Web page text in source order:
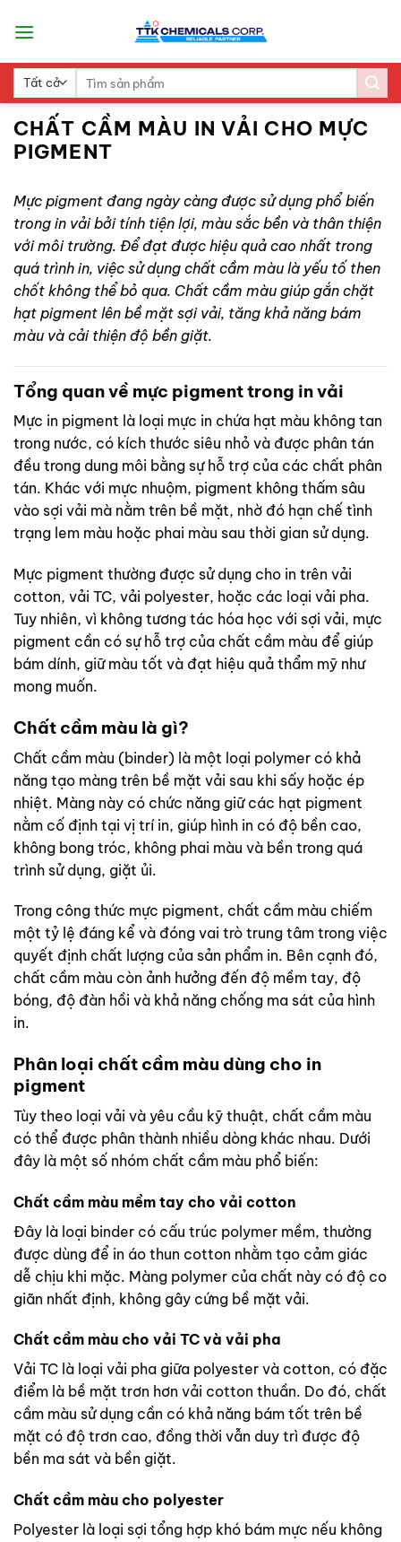
Search
CHẤT CẦM MÀU IN VẢI CHO MỰC
PIGMENT
Mực pigment đang ngày càng được sử dụng phổ biến
trong in vải bởi tính tiện lợi, màu sắc bền và thân thiện
với môi trường. Để đạt được hiệu quả cao nhất trong
quá trình in, việc sử dụng chất cầm màu là yếu tố then
chốt không thể bỏ qua. Chất cầm màu giúp gắn chặt
hạt pigment lên bề mặt sợi vải, tăng khả năng bám
màu và cải thiện độ bền giặt.
Tổng quan về mực pigment trong in vải
Mực in pigment là loại mực in chứa hạt màu không tan
trong nước, có kích thước siêu nhỏ và được phân tán
đều trong dung môi bằng sự hỗ trợ của các chất phân
tán. Khác với mực nhuộm, pigment không thấm sâu
vào sợi vải mà nằm trên bề mặt, nhờ đó hạn chế tình
trạng lem màu hoặc phai màu sau thời gian sử dụng.
Mực pigment thường được sử dụng cho in trên vải
cotton, vải TC, vải polyester, hoặc các loại vải pha.
Tuy nhiên, vì không tương tác hóa học với sợi vải, mực
pigment cần có sự hỗ trợ của chất cầm màu để giúp
bám dính, giữ màu tốt và đạt hiệu quả thẩm mỹ như
mong muốn.
Chất cầm màu là gì?
Chất cầm màu (binder) là một loại polymer có khả
năng tạo màng trên bề mặt vải sau khi sấy hoặc ép
nhiệt. Màng này có chức năng giữ các hạt pigment
nằm cố định tại vị trí in, giúp hình in có độ bền cao,
không bong tróc, không phai màu và bền trong quá
trình sử dụng, giặt ủi.
Trong công thức mực pigment, chất cầm màu chiếm
một tỷ lệ đáng kể và đóng vai trò trung tâm trong việc
quyết định chất lượng của sản phẩm in. Bên cạnh đó,
chất cầm màu còn ảnh hưởng đến độ mềm tay, độ
bóng, độ đàn hồi và khả năng chống ma sát của hình
in.
Phân loại chất cầm màu dùng cho in
pigment
Tùy theo loại vải và yêu cầu kỹ thuật, chất cầm màu
có thể được phân thành nhiều dòng khác nhau. Dưới
đây là một số nhóm chất cầm màu phổ biến:
Chất cầm màu mềm tay cho vải cotton
Đây là loại binder có cấu trúc polymer mềm, thường
được dùng để in áo thun cotton nhằm tạo cảm giác
dễ chịu khi mặc. Màng polymer của chất này có độ co
giãn nhất định, không gây cứng bề mặt vải.
Chất cầm màu cho vải TC và vải pha
Vải TC là loại vải pha giữa polyester và cotton, có đặc
điểm là bề mặt trơn hơn vải cotton thuần. Do đó, chất
cầm màu sử dụng cần có khả năng bám tốt trên bề
mặt có độ trơn cao, đồng thời vẫn duy trì được độ
bền ma sát và bền giặt.
Chất cầm màu cho polyester
Polyester là loại sợi tổng hợp khó bám mực nếu không